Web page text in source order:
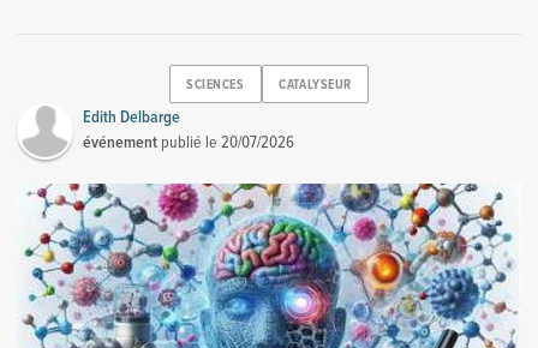
SCIENCES CATALYSEUR
Edith Delbarge
événement publié le20/07/2026